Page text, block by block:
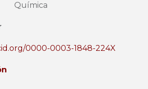
Química
0000-0003-1848-224X